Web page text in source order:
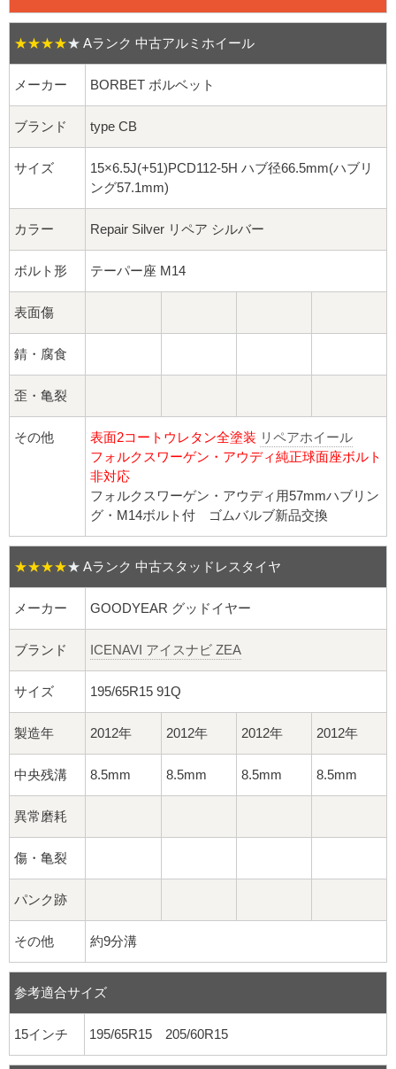
19インチ：夏タイヤホイール
平面座ナット
ロング平面ナット
ショート平面ナット
球面座ナット
ロング球面ナット
ショート球面ナット
ロング袋ナット
ショート袋ナット
スチール鉄ホイール
持ち込み交換工賃
★★★★★ Aランク 中古アルミホイール
メーカー BORBET ボルベット
ブランド type CB
サイズ
15×6.5J(+51)PCD112-5H ハブ径66.5mm(ハブリ
ング57.1mm)
カラー Repair Silver リペア シルバー
ボルト形 テーパー座 M14
表面傷
錆・腐食
歪・亀裂
その他 表面2コートウレタン全塗装 リペアホイール
フォルクスワーゲン・アウディ純正球面座ボルト
非対応
フォルクスワーゲン・アウディ用57mmハブリン
グ・M14ボルト付 ゴムバルブ新品交換
★★★★★ Aランク 中古スタッドレスタイヤ
メーカー GOODYEAR グッドイヤー
ブランド ICENAVI アイスナビ ZEA
サイズ 195/65R15 91Q
製造年 2012年 2012年 2012年 2012年
中央残溝 8.5mm 8.5mm 8.5mm 8.5mm
異常磨耗
傷・亀裂
パンク跡
その他 約9分溝
参考適合サイズ
15インチ 195/65R15 205/60R15